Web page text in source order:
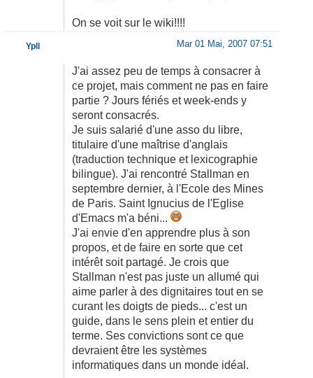
On se voit sur le wiki!!!!
Mar 01 Mai, 2007 07:51
J'ai assez peu de temps à consacrer à
ce projet, mais comment ne pas en faire
partie ? Jours fériés et week-ends y
seront consacrés.
Je suis salarié d'une asso du libre,
titulaire d'une maîtrise d'anglais
(traduction technique et lexicographie
bilingue). J'ai rencontré Stallman en
septembre dernier, à l'Ecole des Mines
de Paris. Saint Ignucius de l'Eglise
d'Emacs m'a béni...
J'ai envie d'en apprendre plus à son
propos, et de faire en sorte que cet
intérêt soit partagé. Je crois que
Stallman n'est pas juste un allumé qui
aime parler à des dignitaires tout en se
curant les doigts de pieds... c'est un
guide, dans le sens plein et entier du
terme. Ses convictions sont ce que
devraient être les systèmes
informatiques dans un monde idéal.
Ypll